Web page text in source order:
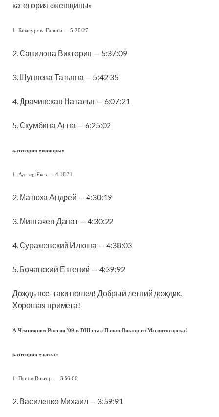
категория «женщины»
1. Балагурова Галина — 5:20:27
2. Савилова Виктория — 5:37:09
3. Шуняева Татьяна — 5:42:35
4. Драчинская Наталья — 6:07:21
5. Скумбина Анна — 6:25:02
категория «юниоры»
1. Аустер Яков — 4:16:31
2. Матюха Андрей — 4:30:19
3. Мингачев Данат — 4:30:22
4. Суражевский Илюша — 4:38:03
5. Бочанский Евгений — 4:39:92
Дождь все-таки пошел! Добрый летний дождик.
Хорошая примета!
А Чемпионом России ’09 в DHI стал Попов Виктор из Магнитогорска!
категория «элита»
1. Попов Виктор — 3:56:60
2. Василенко Михаил — 3:59:91